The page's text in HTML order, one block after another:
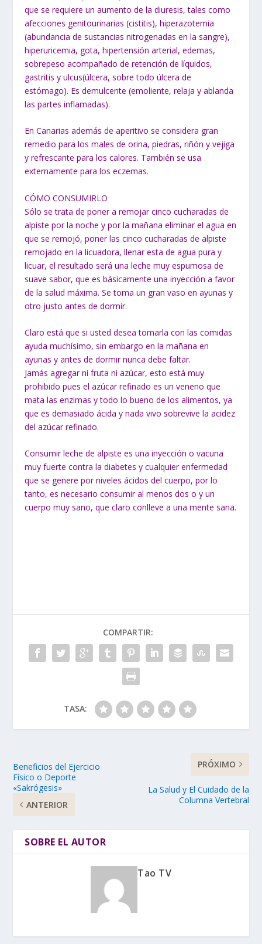
que se requiere un aumento de la diuresis, tales como
afecciones genitourinarias (cistitis), hiperazotemia
(abundancia de sustancias nitrogenadas en la sangre),
hiperuricemia, gota, hipertensión arterial, edemas,
sobrepeso acompañado de retención de líquidos,
gastritis y ulcus(úlcera, sobre todo úlcera de
estómago). Es demulcente (emoliente, relaja y ablanda
las partes inflamadas).
En Canarias además de aperitivo se considera gran
remedio para los males de orina, piedras, riñón y vejiga
y refrescante para los calores. También se usa
externamente para los eczemas.
CÓMO CONSUMIRLO
Sólo se trata de poner a remojar cinco cucharadas de
alpiste por la noche y por la mañana eliminar el agua en
que se remojó, poner las cinco cucharadas de alpiste
remojado en la licuadora, llenar esta de agua pura y
licuar, el resultado será una leche muy espumosa de
suave sabor, que es básicamente una inyección a favor
de la salud máxima. Se toma un gran vaso en ayunas y
otro justo antes de dormir.
Claro está que si usted desea tomarla con las comidas
ayuda muchísimo, sin embargo en la mañana en
ayunas y antes de dormir nunca debe faltar.
Jamás agregar ni fruta ni azúcar, esto está muy
prohibido pues el azúcar refinado es un veneno que
mata las enzimas y todo lo bueno de los alimentos, ya
que es demasiado ácida y nada vivo sobrevive la acidez
del azúcar refinado.
Consumir leche de alpiste es una inyección o vacuna
muy fuerte contra la diabetes y cualquier enfermedad
que se genere por niveles ácidos del cuerpo, por lo
tanto, es necesario consumir al menos dos o y un
cuerpo muy sano, que claro conlleve a una mente sana.
COMPARTIR:
TASA:
Beneficios del Ejercicio
Físico o Deporte
«Sakrógesis»
ANTERIOR
PRÓXIMO
La Salud y El Cuidado de la
Columna Vertebral
SOBRE EL AUTOR
Tao TV